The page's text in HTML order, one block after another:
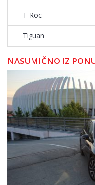
T-Roc
Tiguan
NASUMIČNO IZ